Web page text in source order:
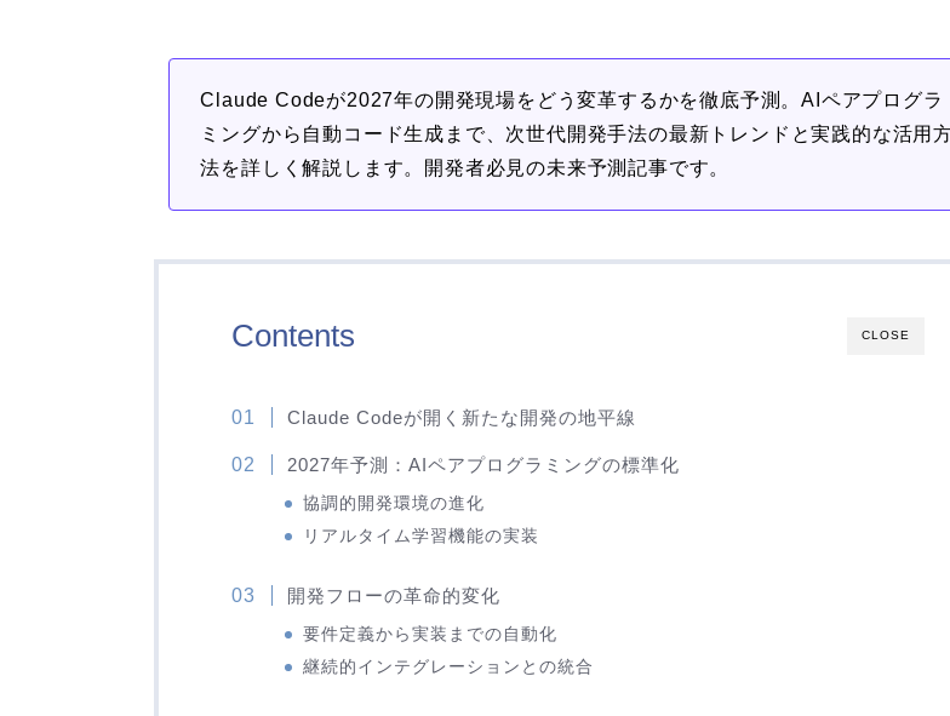
Claude Codeが2027年の開発現場をどう変革するかを徹底予測。AIペアプログラ
ミングから自動コード生成まで、次世代開発手法の最新トレンドと実践的な活用
法を詳しく解説します。開発者必見の未来予測記事です。
CLOSE
Contents
Claude Codeが開く新たな開発の地平線
2027年予測：AIペアプログラミングの標準化
協調的開発環境の進化
リアルタイム学習機能の実装
開発フローの革命的変化
要件定義から実装までの自動化
継続的インテグレーションとの統合